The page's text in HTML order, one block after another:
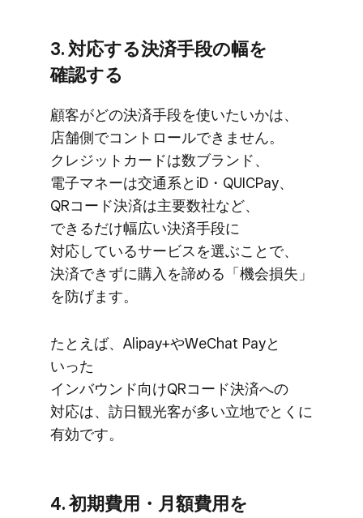
3. 対応する​決済手段の​幅を​
確認する
顧客が​どの​決済手段を​使いたいかは、​
店舗側で​コントロールできません。​
クレジットカードは​数ブランド、​
電子マネーは​交通系と​iD・QUICPay、​
QRコード決済は​主要数社など、​
できるだけ幅​広い​決済手段に​
対応している​サービスを​選ぶことで、​
決済できずに​購入を​諦める​「機会損失」
を​防げます。
た​とえば、​Alipay+や​WeChat Payと​
いった​
インバウンド向けQRコード決済への​
対応は、​訪日観光客が​多い​立地でとくに​
有効です。
4. 初期費用・月額費用を​